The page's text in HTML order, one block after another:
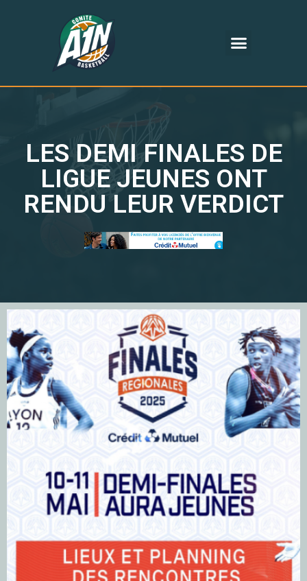
LES DEMI FINALES DE
LIGUE JEUNES ONT
RENDU LEUR VERDICT